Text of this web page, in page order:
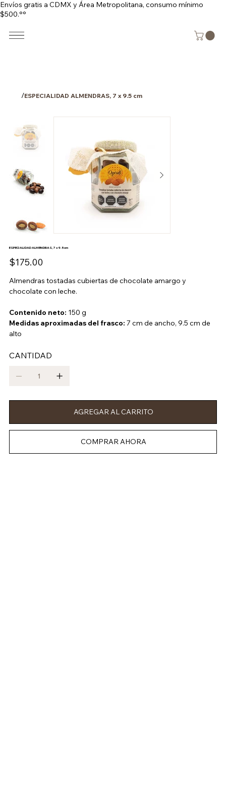
Envíos gratis a CDMX y Área Metropolitana, consumo mínimo
$500.°°
/ESPECIALIDAD ALMENDRAS, 7 x 9.5 cm
ESPECIALIDAD ALMENDRAS, 7 x 9.5 cm
Precio
$175.00
Almendras tostadas cubiertas de chocolate amargo y
chocolate con leche.
Contenido neto: 150 g
Medidas aproximadas del frasco: 7 cm de ancho, 9.5 cm de
alto
CANTIDAD
AGREGAR AL CARRITO
COMPRAR AHORA